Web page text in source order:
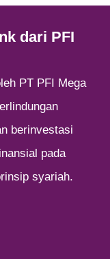
dari PFI
PT PFI Mega
berinvestasi
pada
syariah.